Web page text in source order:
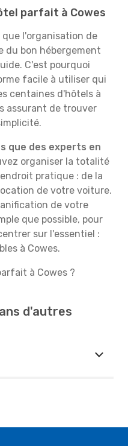
parfait à Cowes
que l'organisation de
du bon hébergement
C'est pourquoi
facile à utiliser qui
centaines d'hôtels à
assurant de trouver
que des experts en
organiser la totalité
pratique : de la
de votre voiture.
de votre
que possible, pour
sur l'essentiel :
à Cowes.
à Cowes ?
d'autres